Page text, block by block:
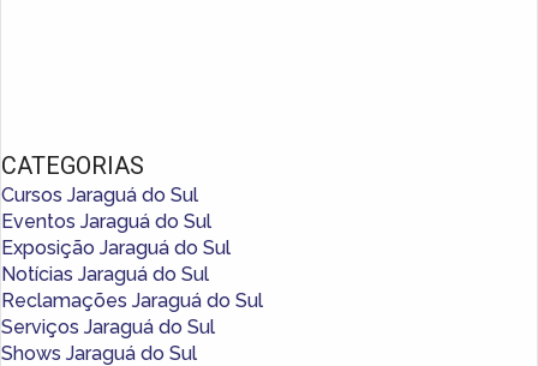
CATEGORIAS
Cursos Jaraguá do Sul
Eventos Jaraguá do Sul
Exposição Jaraguá do Sul
Notícias Jaraguá do Sul
Reclamações Jaraguá do Sul
Serviços Jaraguá do Sul
Shows Jaraguá do Sul